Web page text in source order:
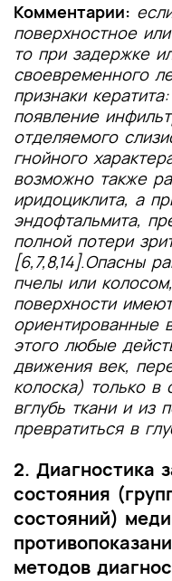
Комментарии:
поверхностное
то при задержке
своевременного
признаки
появление
отделяемого
гнойного
возможно также
иридоциклита, а
эндофтальмита,
полной потери
[6,7,8,14].Опасны
пчелы или
поверхности
ориентированные
этого любые
движения век,
колоска) только в
вглубь ткани и из
превратиться в
2. Диагностика
состояния
состояний)
методов